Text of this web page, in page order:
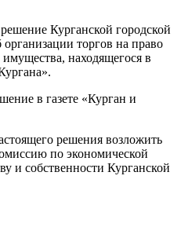
Курганской городской
торгов на право
находящегося в
в газете «Курган и
решения возложить
по экономической
и собственности Курганской